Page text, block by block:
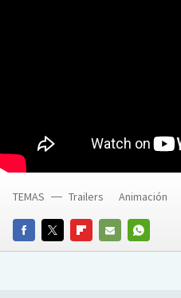
FACEBOOKTWITTERFLIPBOARD
E-
WHATSAPP
TEMAS Trailers Animación